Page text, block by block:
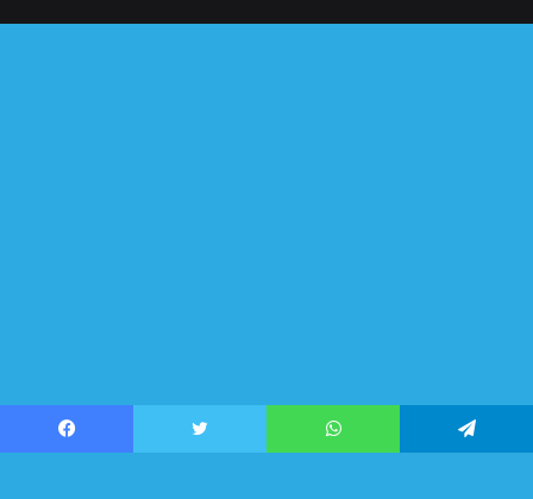
Facebook WhatsApp Telegram